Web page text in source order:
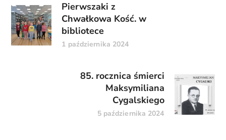
Pierwszaki z
Chwałkowa Kość. w
bibliotece
1 października 2024
85. rocznica śmierci
Maksymiliana
Cygalskiego
5 października 2024